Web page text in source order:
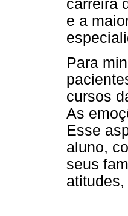
carreira
e a
Para
cursos
As
Esse
aluno,
seus